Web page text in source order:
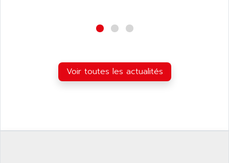
Voir toutes les actualités